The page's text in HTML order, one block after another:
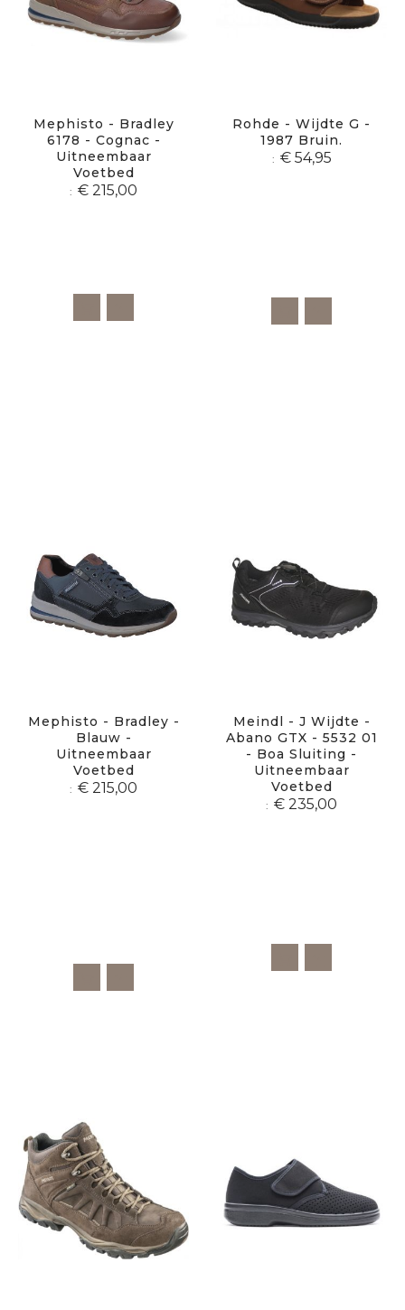
Mephisto - Bradley
6178 - Cognac -
Uitneembaar
Voetbed
€ 215,00
Rohde - Wijdte G -
1987 Bruin.
€ 54,95
Mephisto - Bradley -
Blauw -
Uitneembaar
Voetbed
€ 215,00
Meindl - J Wijdte -
Abano GTX - 5532 01
- Boa Sluiting -
Uitneembaar
Voetbed
€ 235,00